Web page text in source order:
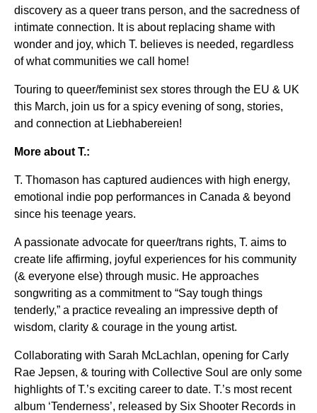
discovery as a queer trans person, and the sacredness of
intimate connection. It is about replacing shame with
wonder and joy, which T. believes is needed, regardless
of what communities we call home!
Touring to queer/feminist sex stores through the EU & UK
this March, join us for a spicy evening of song, stories,
and connection at Liebhabereien!
More about T.:
T. Thomason has captured audiences with high energy,
emotional indie pop performances in Canada & beyond
since his teenage years.
A passionate advocate for queer/trans rights, T. aims to
create life affirming, joyful experiences for his community
(& everyone else) through music. He approaches
songwriting as a commitment to “Say tough things
tenderly,” a practice revealing an impressive depth of
wisdom, clarity & courage in the young artist.
Collaborating with Sarah McLachlan, opening for Carly
Rae Jepsen, & touring with Collective Soul are only some
highlights of T.’s exciting career to date. T.’s most recent
album ‘Tenderness’, released by Six Shooter Records in